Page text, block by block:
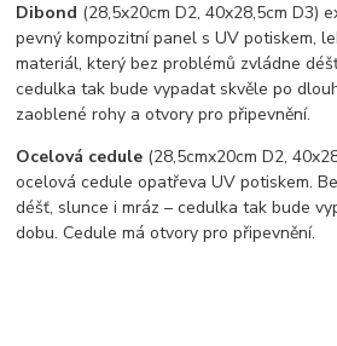
Dibond (28,5x20cm D2, 40x28,5cm D3)
pevný kompozitní panel s UV potiskem,
materiál, který bez problémů zvládne
cedulka tak bude vypadat skvěle po
zaoblené rohy a otvory pro připevnění.
Ocelová cedule (28,5cmx20cm D2,
ocelová cedule opatřeva UV potiskem.
déšť, slunce i mráz – cedulka tak bude
dobu. Cedule má otvory pro připevnění.